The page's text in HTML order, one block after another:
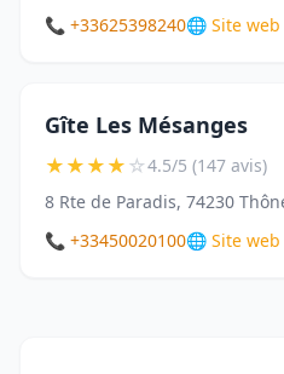
📞 +33625398240🌐 Site web
Gîte Les Mésanges
★★★★☆4.5/5 (147 avis)
8 Rte de Paradis, 74230
📞 +33450020100🌐 Site web